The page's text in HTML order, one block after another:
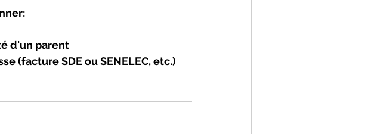
d'un parent
(facture SDE ou SENELEC, etc.)